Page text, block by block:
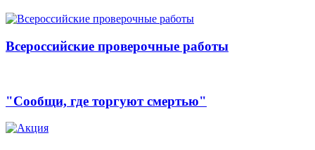
Всероссийские проверочные работы
"Сообщи, где торгуют смертью"